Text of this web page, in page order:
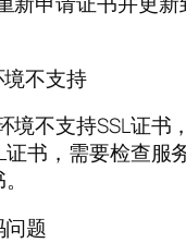
不支持
境不支持SSL证书
证书，需要检查服
题